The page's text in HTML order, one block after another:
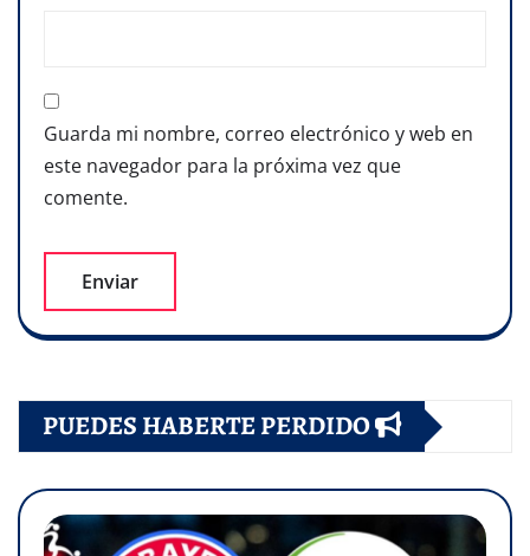
Guarda mi nombre, correo electrónico y web en
este navegador para la próxima vez que
comente.
PUEDES HABERTE PERDIDO